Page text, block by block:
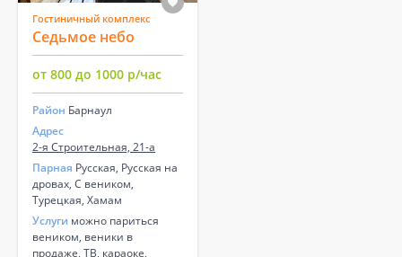
Гостиничный комплекс
Седьмое небо
от 800 до 1000 р/час
Район Барнаул
Адрес
2-я Строительная, 21-а
Парная Русская, Русская на
дровах, С веником,
Турецкая, Хамам
Услуги можно париться
веником, веники в
продаже, ТВ, караоке,